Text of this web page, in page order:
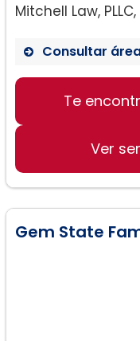
Mitchell Law, PLLC,
Consultar
Divorcio
Acuerdos
Te
Ver
Gem State